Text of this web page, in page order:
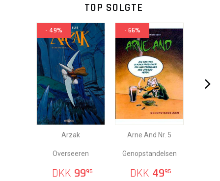
TOP SOLGTE
- 49%
Arzak
Overseeren
DKK 9995
- 66%
Arne And Nr. 5
Genopstandelsen
DKK 4995